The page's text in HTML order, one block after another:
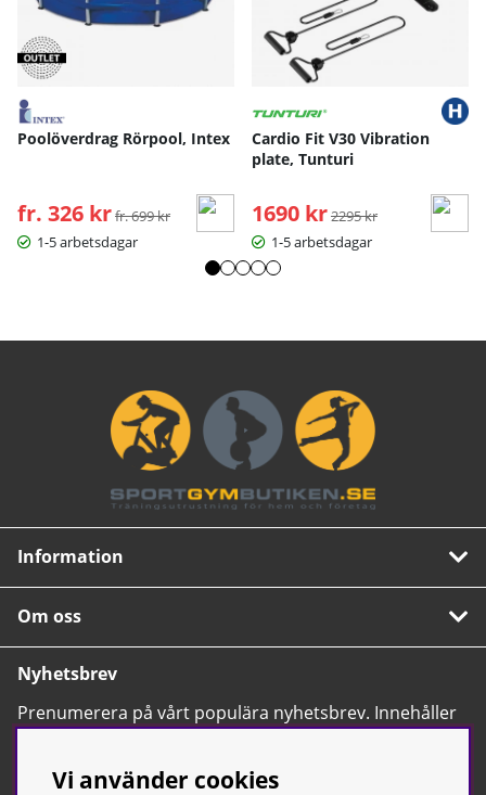
Poolöverdrag Rörpool, Intex
fr. 326 kr Ordinarie pris:
fr. 699 kr
1-5 arbetsdagar
Cardio Fit V30 Vibration
plate, Tunturi
1690 kr Ordinarie pris:
2295 kr
1-5 arbetsdagar
Information
Om oss
Nyhetsbrev
Prenumerera på vårt populära nyhetsbrev. Innehåller
tips, nyheter och våra allra bästa erbjudanden.
Vi använder cookies